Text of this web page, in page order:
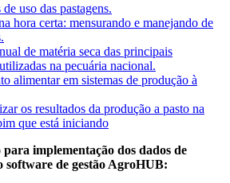
uso das pastagens.
hora certa: mensurando e manejando de
de matéria seca das principais
na pecuária nacional.
alimentar em sistemas de produção à
os resultados da produção a pasto na
que está iniciando
para implementação dos dados de
de gestão AgroHUB: